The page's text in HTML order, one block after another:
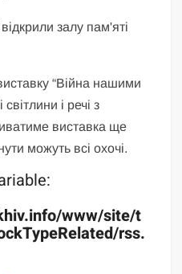
“Війна нашими
і речі з
виставка ще
можуть всі охочі.
www/site/t
rss.